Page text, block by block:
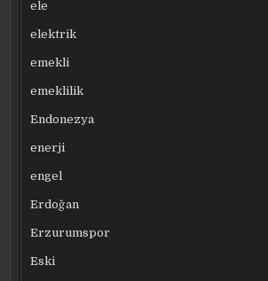
ele
elektrik
emekli
emeklilik
Endonezya
enerji
engel
Erdoğan
Erzurumspor
Eski